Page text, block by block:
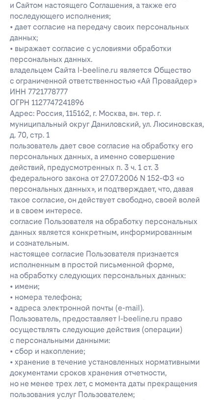
и Сайтом настоящего Соглашения, а также его
последующего исполнения;
• дает согласие на передачу своих персональных
данных;
• выражает согласие с условиями обработки
персональных данных.
владельцем Сайта l-beeline.ru является Общество
с ограниченной ответственностью «Ай Провайдер»
ИНН 7721778777
ОГРН 1127747241896
Адрес: Россия, 115162, г. Москва, вн. тер. г.
муниципальный округ Даниловский, ул. Люсиновская,
д. 70, стр. 1
пользователь дает свое согласие на обработку его
персональных данных, а именно совершение
действий, предусмотренных п. 3 ч. 1 ст. 3
федерального закона от 27.07.2006 N 152-ФЗ «о
персональных данных», и подтверждает, что, давая
такое согласие, он действует свободно, своей волей
и в своем интересе.
согласие Пользователя на обработку персональных
данных является конкретным, информированным
и сознательным.
настоящее согласие Пользователя признается
исполненным в простой письменной форме,
на обработку следующих персональных данных:
• имени;
• номера телефона;
• адреса электронной почты (e-mail).
Пользователь, предоставляет l-beeline.ru право
осуществлять следующие действия (операции)
с персональными данными:
• сбор и накопление;
• хранение в течение установленных нормативными
документами сроков хранения отчетности,
но не менее трех лет, с момента даты прекращения
пользования услуг Пользователем;